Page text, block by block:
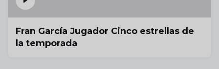
Fran García Jugador Cinco estrellas de
la temporada